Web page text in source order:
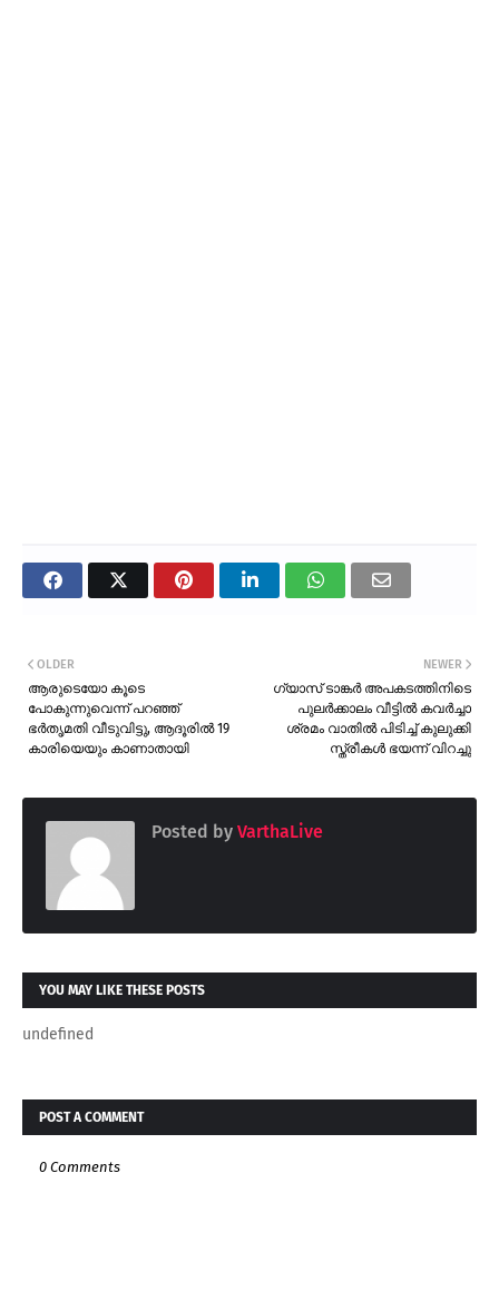
NEWER
ഗ്യാസ് ടാങ്കർ അപകടത്തിനിടെ
പുലർക്കാലം വീട്ടിൽ കവർച്ചാ
ശ്രമം വാതിൽ പിടിച്ച് കുലുക്കി
സ്ത്രീകൾ ഭയന്ന് വിറച്ചു
OLDER
ആരുടെയോ കൂടെ
പോകുന്നുവെന്ന് പറഞ്ഞ്
ഭർതൃമതി വീടുവിട്ടു, ആദൂരിൽ 19
കാരിയെയും കാണാതായി
Posted by VarthaLive
YOU MAY LIKE THESE POSTS
undefined
POST A COMMENT
0 Comments